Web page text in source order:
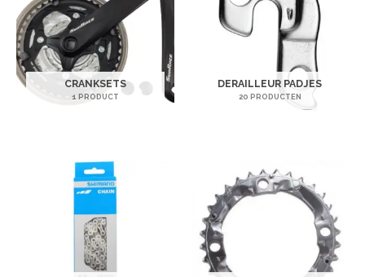
CRANKSETS
1 PRODUCT
DERAILLEUR PADJES
20 PRODUCTEN